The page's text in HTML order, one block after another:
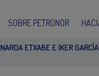
SOBRE PETRONOR
NAROA ETXABE E IKER